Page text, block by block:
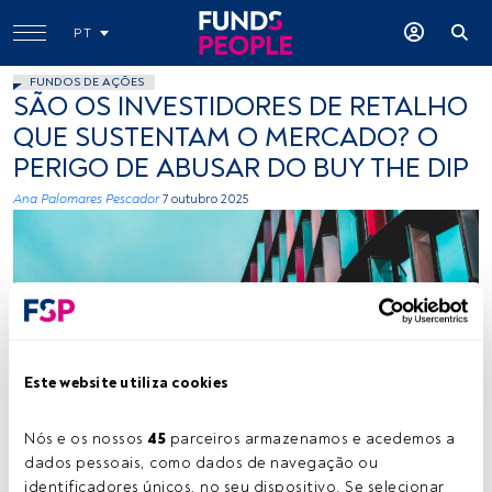
Este website utiliza cookies
Nós e os nossos 45 parceiros armazenamos e acedemos a
dados pessoais, como dados de navegação ou
identificadores únicos, no seu dispositivo. Se selecionar
PT
FUNDOS DE AÇÕES
SÃO OS INVESTIDORES DE RETALHO
QUE SUSTENTAM O MERCADO? O
PERIGO DE ABUSAR DO BUY THE DIP
Ana Palomares Pescador 7 outubro 2025
Tempo de leitura:2 min.